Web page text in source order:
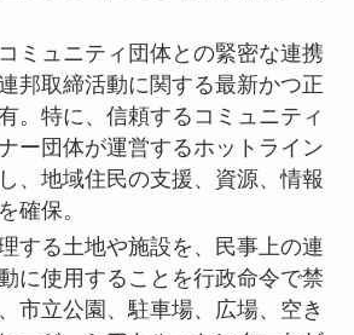
ミュニティ団体との緊密な連携
邦取締活動に関する最新かつ正
。特に、信頼するコミュニティ
ー団体が運営するホットライン
、地域住民の支援、資源、情報
確保。
する土地や施設を、民事上の連
に使用することを行政命令で禁
市立公園、駐車場、広場、空き